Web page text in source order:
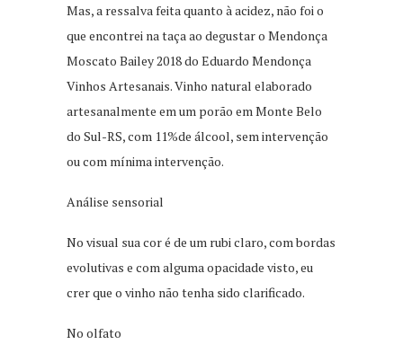
Mas, a ressalva feita quanto à acidez, não foi o
que encontrei na taça ao degustar o Mendonça
Moscato Bailey 2018 do Eduardo Mendonça
Vinhos Artesanais. Vinho natural elaborado
artesanalmente em um porão em Monte Belo
do Sul-RS, com 11%de álcool, sem intervenção
ou com mínima intervenção.
Análise sensorial
No visual sua cor é de um rubi claro, com bordas
evolutivas e com alguma opacidade visto, eu
crer que o vinho não tenha sido clarificado.
No olfato